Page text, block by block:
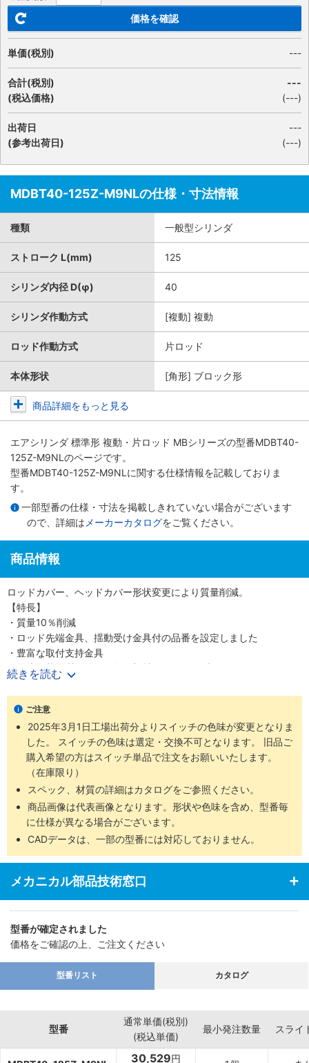
価格を確認
単価(税別) ---
合計(税別)
(税込価格)
---
(---)
出荷日
(参考出荷日)
---
(---)
MDBT40-125Z-M9NLの仕様・寸法情報
種類 一般型シリンダ
ストローク L(mm) 125
シリンダ内径 D(φ) 40
シリンダ作動方式 [複動] 複動
ロッド作動方式 片ロッド
本体形状 [角形] ブロック形
商品詳細をもっと見る
エアシリンダ 標準形 複動・片ロッド MBシリーズの型番MDBT40-
125Z-M9NLのページです。
型番MDBT40-125Z-M9NLに関する仕様情報を記載しておりま
す。
一部型番の仕様・寸法を掲載しきれていない場合がございます
ので、詳細は メーカーカタログをご覧ください。
商品情報
ロッドカバー、ヘッドカバー形状変更により質量削減。
【特長】
・質量10％削減
・ロッド先端金具、揺動受け金具付の品番を設定しました
・豊富な取付支持金具
・環境負荷物質不使用。摺動部材は鉛フリーブッシュを使用してい
ます
・小型オートスイッチから耐強磁界オートスイッチまで取付可能
続きを読む
ご注意
2025年3月1日工場出荷分よりスイッチの色味が変更となりま
した。 スイッチの色味は選定・交換不可となります。 旧品ご
購入希望の方はスイッチ単品で注文をお願いいたします。
（在庫限り）
スペック、材質の詳細はカタログをご参照ください。
商品画像は代表画像となります。形状や色味を含め、型番毎
に仕様が異なる場合がございます。
CADデータは、一部の型番には対応しておりません。
メカニカル部品技術窓口
型番が確定されました
価格をご確認の上、ご注文ください
型番リスト カタログ
型番
通常単価(税別)
(税込単価)
最小発注数量 スライ
30,529円